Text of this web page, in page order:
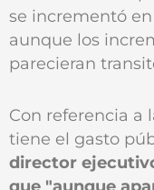
se incrementó
aunque los
parecieran
Con referencia a
tiene el gasto
director
que "aunque